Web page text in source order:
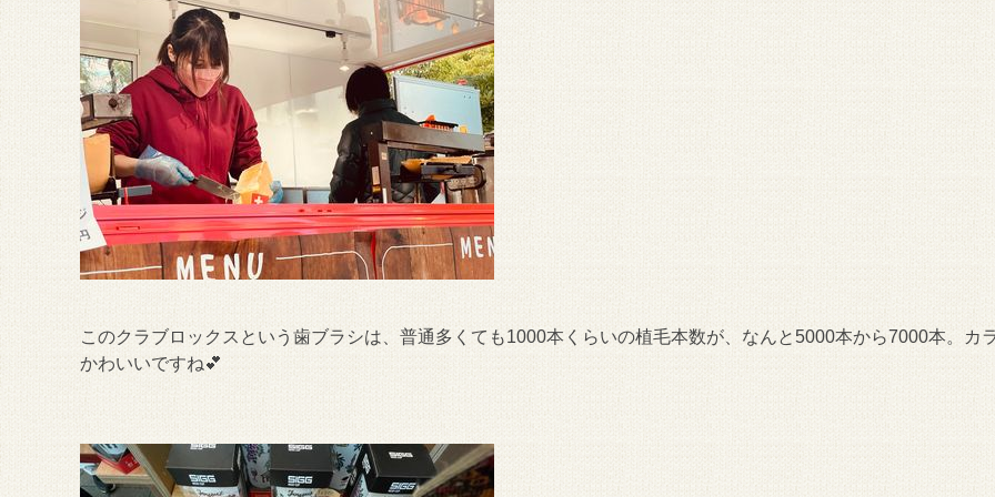
このクラブロックスという歯ブラシは、普通多くても1000本くらいの植毛本数が、なんと5000本から7000本。カ
かわいいですね💕